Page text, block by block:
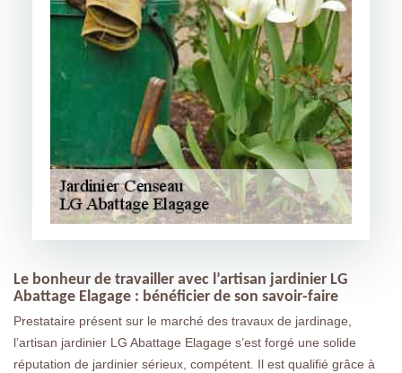
Le bonheur de travailler avec l’artisan jardinier LG
Abattage Elagage : bénéficier de son savoir-faire
Prestataire présent sur le marché des travaux de jardinage,
l’artisan jardinier LG Abattage Elagage s’est forgé une solide
réputation de jardinier sérieux, compétent. Il est qualifié grâce à